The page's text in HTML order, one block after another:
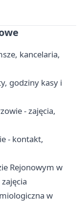
kancelaria,
godziny kasy i
- zajęcia,
- kontakt,
Rejonowym w
w